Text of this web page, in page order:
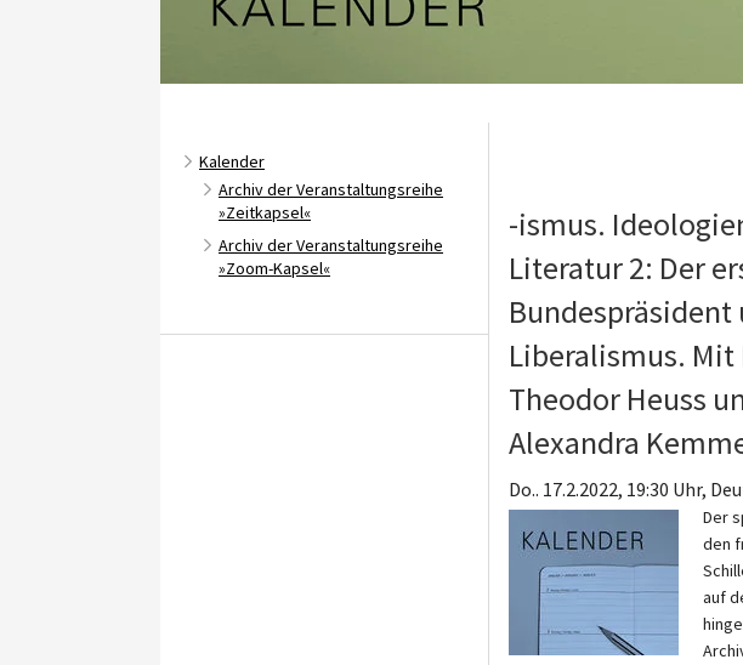
Kalender
Archiv der Veranstaltungsreihe
»Zeitkapsel«
Archiv der Veranstaltungsreihe
»Zoom-Kapsel«
-ismus.
Literatur 2: Der
Bundespräsident
Liberalismus. Mit
Theodor Heuss
Alexandra
Do.. 17.2.2022, 19:30 Uhr,
Der
den
auf